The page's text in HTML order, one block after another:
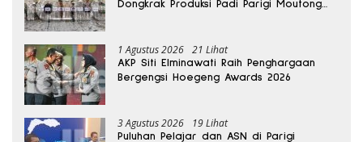
Dongkrak Produksi Padi Parigi Moutong
1 Agustus 2026 21 Lihat
AKP Siti Elminawati Raih Penghargaan
Bergengsi Hoegeng Awards 2026
3 Agustus 2026 19 Lihat
Puluhan Pelajar dan ASN di Parigi